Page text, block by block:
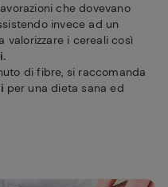
che dovevano
invece ad un
valorizzare i cereali così
di fibre, si raccomanda
per una dieta sana ed